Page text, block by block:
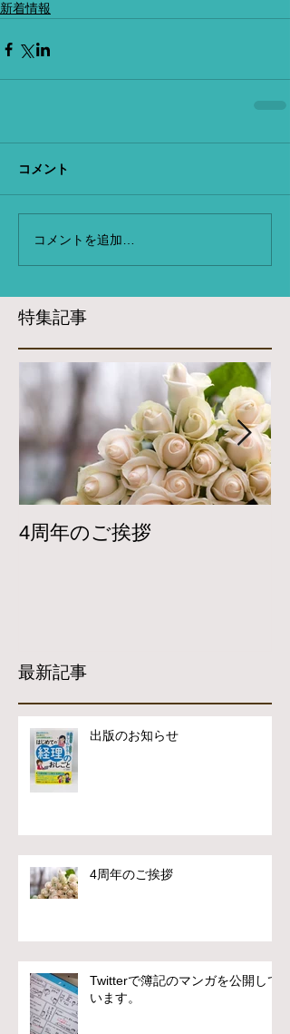
新着情報
コメント
コメントを追加…
特集記事
4周年のご挨拶
最新記事
出版のお知らせ
4周年のご挨拶
Twitterで簿記のマンガを公開して
います。